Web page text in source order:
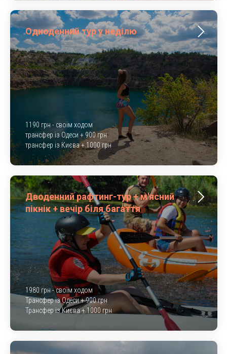
Одноденний тур у неділю
1190 грн - своїм ходом
трансфер із Одеси + 900 грн
трансфер із Києва + 1000 грн
Дводенний рафтинг-тур + м'ясний
пікнік + вечір біля багаття
1980 грн - своїм ходом
Трансфер із Одеси + 900 грн
Трансфер із Києва + 1000 грн